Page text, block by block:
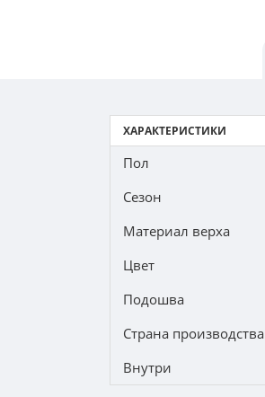
ХАРАКТЕРИСТИКИ
Пол
Сезон
Материал верха
Цвет
Подошва
Страна производства
Внутри